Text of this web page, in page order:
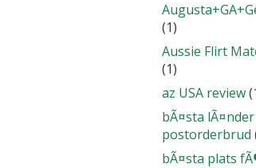
(1)
Aussie Flirt
(1)
az USA review
bÃ¤sta
postorderbrud
bÃ¤sta plats